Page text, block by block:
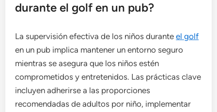
durante el golf en un pub?
La supervisión efectiva de los niños duranteel golf
en un pub implica mantener un entorno seguro
mientras se asegura que los niños estén
comprometidos y entretenidos. Las prácticas clave
incluyen adherirse a las proporciones
recomendadas de adultos por niño, implementar